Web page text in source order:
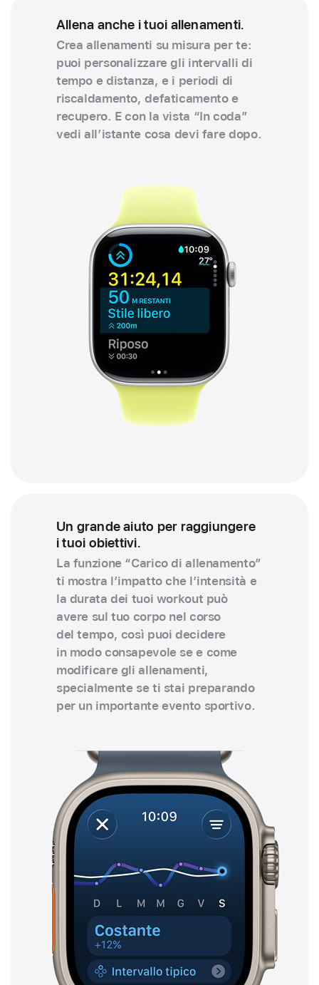
Allena anche i tuoi allenamenti.
Crea allenamenti su misura per te:
puoi persona­lizzare gli intervalli di
tempo e distanza, e i periodi di
riscaldamento, defaticamento e
recupero. E con la vista “In coda”
vedi all’istante cosa devi fare dopo.
Un grande aiuto per raggiungere
i tuoi obiettivi.
La funzione “Carico di allenamento”
ti mostra l’impatto che l’intensità e
la durata dei tuoi workout può
avere sul tuo corpo nel corso
del tempo, così puoi decidere
in modo consapevole se e come
modificare gli allenamenti,
specialmente se ti stai preparando
per un importante evento sportivo.